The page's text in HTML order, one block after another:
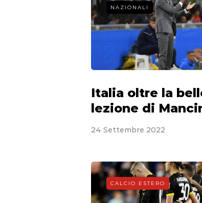
NAZIONALI
Italia oltre la
lezione di
24 Settembre 2022
CALCIO ESTERO